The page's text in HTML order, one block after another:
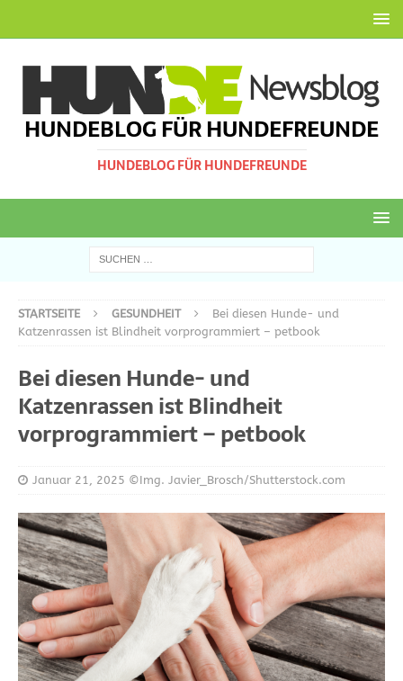
HUNDEBLOG FÜR HUNDEFREUNDE
HUNDEBLOG FÜR HUNDEFREUNDE
STARTSEITE GESUNDHEIT
Bei diesen Hunde- und
Katzenrassen ist Blindheit vorprogrammiert – petbook
Bei diesen Hunde- und
Katzenrassen ist Blindheit
vorprogrammiert – petbook
Januar 21, 2025 ©Img. Javier_Brosch/Shutterstock.com